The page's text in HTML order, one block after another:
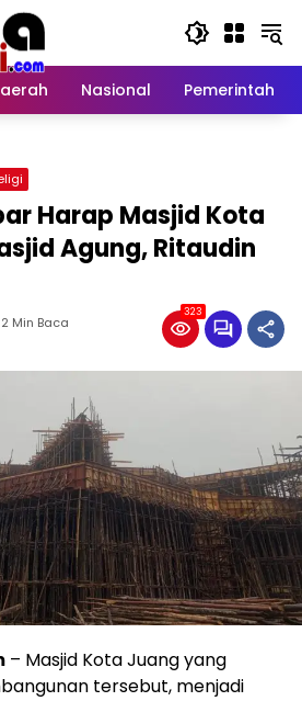
Nasional Pemerintah
Harap Masjid Kota
Agung, Ritaudin
2 Min Baca
323
– Masjid Kota Juang yang
tersebut, menjadi